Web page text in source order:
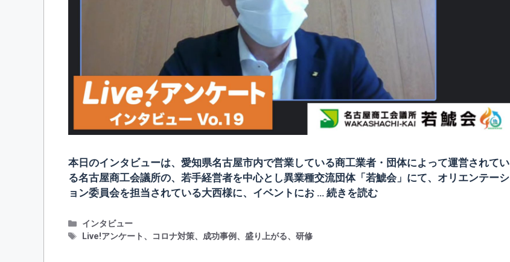
本日のインタビューは、愛知県名古屋市内で営業している商工業者・団体によって運営されてい
る名古屋商工会議所の、若手経営者を中心とし異業種交流団体「若鯱会」にて、オリエンテーシ
ョン委員会を担当されている大西様に、イベントにお … 続きを読む
カ
テ
インタビュー
タ
Live!アンケート、 コロナ対策、成功事例、盛り上がる、研修